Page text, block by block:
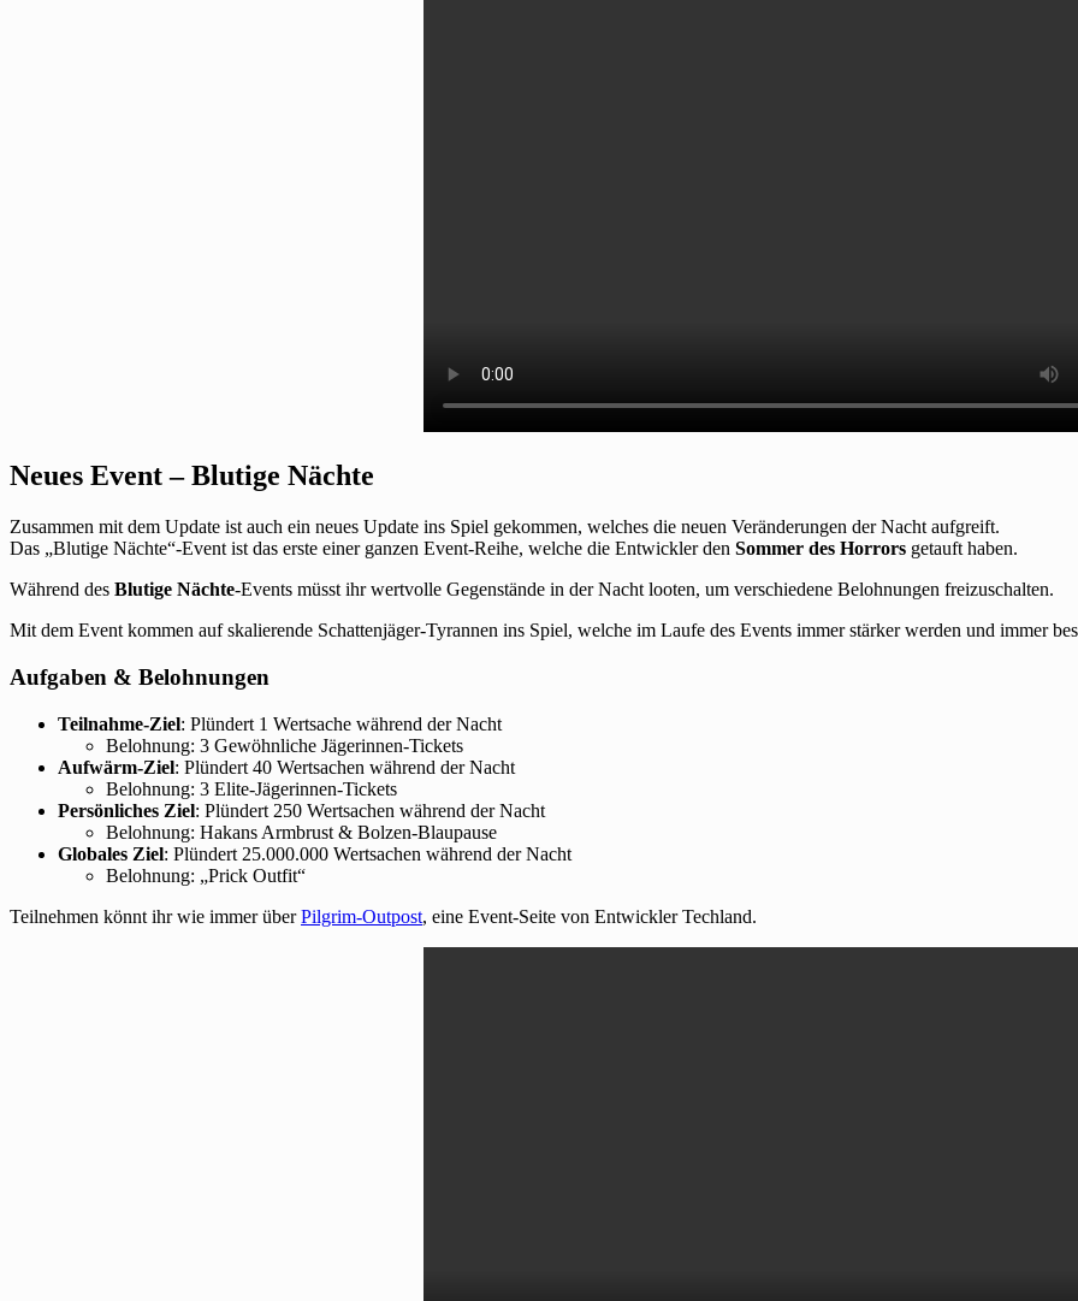
Neues Event – Blutige Nächte
Zusammen mit dem Update ist auch ein neues Update ins Spiel gekommen, welches die neuen Veränderungen der Nacht aufgreift.
Das „Blutige Nächte“-Event ist das erste einer ganzen Event-Reihe, welche die Entwickler den Sommer des Horrors getauft haben.
Während des Blutige Nächte-Events müsst ihr wertvolle Gegenstände in der Nacht looten, um verschiedene Belohnungen freizuschalten.
Mit dem Event kommen auf skalierende Schattenjäger-Tyrannen ins Spiel, welche im Laufe des Events immer stärker werden und immer
Aufgaben & Belohnungen
Teilnahme-Ziel: Plündert 1 Wertsache während der Nacht
Belohnung: 3 Gewöhnliche Jägerinnen-Tickets
Aufwärm-Ziel: Plündert 40 Wertsachen während der Nacht
Belohnung: 3 Elite-Jägerinnen-Tickets
Persönliches Ziel: Plündert 250 Wertsachen während der Nacht
Belohnung: Hakans Armbrust & Bolzen-Blaupause
Globales Ziel: Plündert 25.000.000 Wertsachen während der Nacht
Belohnung: „Prick Outfit“
Teilnehmen könnt ihr wie immer überPilgrim-Outpost, eine Event-Seite von Entwickler Techland.